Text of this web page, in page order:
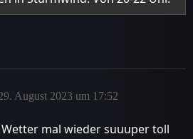
August 2023 um 17:52
mal wieder suuuper toll